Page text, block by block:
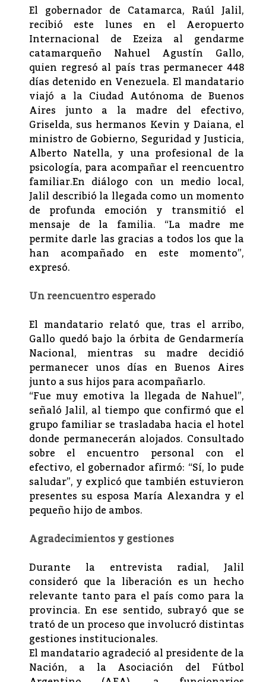
El gobernador de Catamarca, Raúl Jalil,
recibió este lunes en el Aeropuerto
Internacional de Ezeiza al gendarme
catamarqueño Nahuel Agustín Gallo,
quien regresó al país tras permanecer 448
días detenido en Venezuela. El mandatario
viajó a la Ciudad Autónoma de Buenos
Aires junto a la madre del efectivo,
Griselda, sus hermanos Kevin y Daiana, el
ministro de Gobierno, Seguridad y Justicia,
Alberto Natella, y una profesional de la
psicología, para acompañar el reencuentro
familiar.En diálogo con un medio local,
Jalil describió la llegada como un momento
de profunda emoción y transmitió el
mensaje de la familia. “La madre me
permite darle las gracias a todos los que la
han acompañado en este momento”,
expresó.
Un reencuentro esperado
El mandatario relató que, tras el arribo,
Gallo quedó bajo la órbita de Gendarmería
Nacional, mientras su madre decidió
permanecer unos días en Buenos Aires
junto a sus hijos para acompañarlo.
“Fue muy emotiva la llegada de Nahuel”,
señaló Jalil, al tiempo que confirmó que el
grupo familiar se trasladaba hacia el hotel
donde permanecerán alojados. Consultado
sobre el encuentro personal con el
efectivo, el gobernador afirmó: “Sí, lo pude
saludar”, y explicó que también estuvieron
presentes su esposa María Alexandra y el
pequeño hijo de ambos.
Agradecimientos y gestiones
Durante la entrevista radial, Jalil
consideró que la liberación es un hecho
relevante tanto para el país como para la
provincia. En ese sentido, subrayó que se
trató de un proceso que involucró distintas
gestiones institucionales.
El mandatario agradeció al presidente de la
Nación, a la Asociación del Fútbol